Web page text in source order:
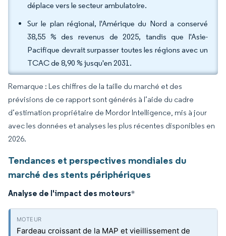
déplace vers le secteur ambulatoire.
Sur le plan régional, l'Amérique du Nord a conservé
38,55 % des revenus de 2025, tandis que l'Asie-
Pacifique devrait surpasser toutes les régions avec un
TCAC de 8,90 % jusqu'en 2031.
Remarque : Les chiffres de la taille du marché et des
prévisions de ce rapport sont générés à l’aide du cadre
d’estimation propriétaire de Mordor Intelligence, mis à jour
avec les données et analyses les plus récentes disponibles en
2026.
Tendances et perspectives mondiales du
marché des stents périphériques
Analyse de l'impact des moteurs*
Fardeau croissant de la MAP et vieillissement de